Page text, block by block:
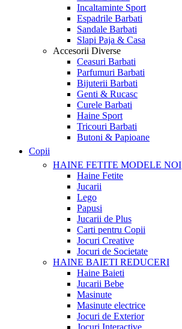
Incaltaminte Sport
Espadrile Barbati
Sandale Barbati
Slapi Paja & Casa
Accesorii Diverse
Ceasuri Barbati
Parfumuri Barbati
Bijuterii Barbati
Genti & Rucasc
Curele Barbati
Haine Sport
Tricouri Barbati
Butoni & Papioane
Copii
HAINE FETITE MODELE NOI
Haine Fetite
Jucarii
Lego
Papusi
Jucarii de Plus
Carti pentru Copii
Jocuri Creative
Jocuri de Societate
HAINE BAIETI REDUCERI
Haine Baieti
Jucarii Bebe
Masinute
Masinute electrice
Jocuri de Exterior
Jocuri Interactive